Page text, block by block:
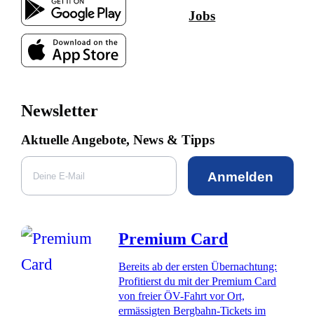
Jobs
Newsletter
Aktuelle Angebote, News & Tipps
Anmelden
Premium Card
Bereits ab der ersten Übernachtung:
Profitierst du mit der Premium Card
von freier ÖV-Fahrt vor Ort,
ermässigten Bergbahn-Tickets im